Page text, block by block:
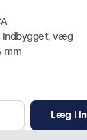
indbygget, væg
mm
Læg i